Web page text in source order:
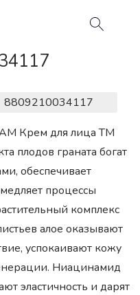
8809210034117
Крем для лица ТМ
плодов граната богат
обеспечивает
процессы
комплекс
алое оказывают
успокаивают кожу
Ниацинамид
эластичность и дарят